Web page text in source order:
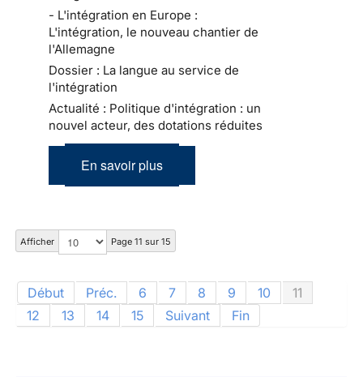
- L'intégration en Europe :
L'intégration, le nouveau chantier de
l'Allemagne
Dossier : La langue au service de
l'intégration
Actualité : Politique d'intégration : un
nouvel acteur, des dotations réduites
En savoir plus
Afficher Page 11 sur 15
Début Préc. 6 7 8 9 10
11
12
13 14 15 Suivant Fin